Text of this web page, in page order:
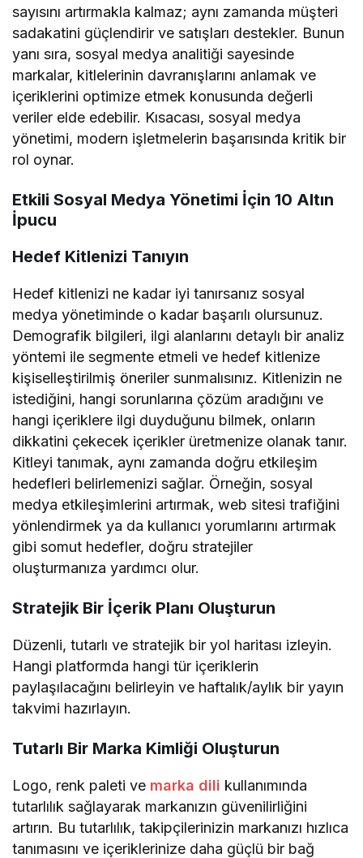
sayısını artırmakla kalmaz; aynı zamanda müşteri
sadakatini güçlendirir ve satışları destekler. Bunun
yanı sıra, sosyal medya analitiği sayesinde
markalar, kitlelerinin davranışlarını anlamak ve
içeriklerini optimize etmek konusunda değerli
veriler elde edebilir. Kısacası, sosyal medya
yönetimi, modern işletmelerin başarısında kritik bir
rol oynar.
Etkili Sosyal Medya Yönetimi İçin 10 Altın
İpucu
Hedef Kitlenizi Tanıyın
Hedef kitlenizi ne kadar iyi tanırsanız sosyal
medya yönetiminde o kadar başarılı olursunuz.
Demografik bilgileri, ilgi alanlarını detaylı bir analiz
yöntemi ile segmente etmeli ve hedef kitlenize
kişiselleştirilmiş öneriler sunmalısınız. Kitlenizin ne
istediğini, hangi sorunlarına çözüm aradığını ve
hangi içeriklere ilgi duyduğunu bilmek, onların
dikkatini çekecek içerikler üretmenize olanak tanır.
Kitleyi tanımak, aynı zamanda doğru etkileşim
hedefleri belirlemenizi sağlar. Örneğin, sosyal
medya etkileşimlerini artırmak, web sitesi trafiğini
yönlendirmek ya da kullanıcı yorumlarını artırmak
gibi somut hedefler, doğru stratejiler
oluşturmanıza yardımcı olur.
Stratejik Bir İçerik Planı Oluşturun
Düzenli, tutarlı ve stratejik bir yol haritası izleyin.
Hangi platformda hangi tür içeriklerin
paylaşılacağını belirleyin ve haftalık/aylık bir yayın
takvimi hazırlayın.
Tutarlı Bir Marka Kimliği Oluşturun
Logo, renk paleti ve marka dili kullanımında
tutarlılık sağlayarak markanızın güvenilirliğini
artırın. Bu tutarlılık, takipçilerinizin markanızı hızlıca
tanımasını ve içeriklerinize daha güçlü bir bağ